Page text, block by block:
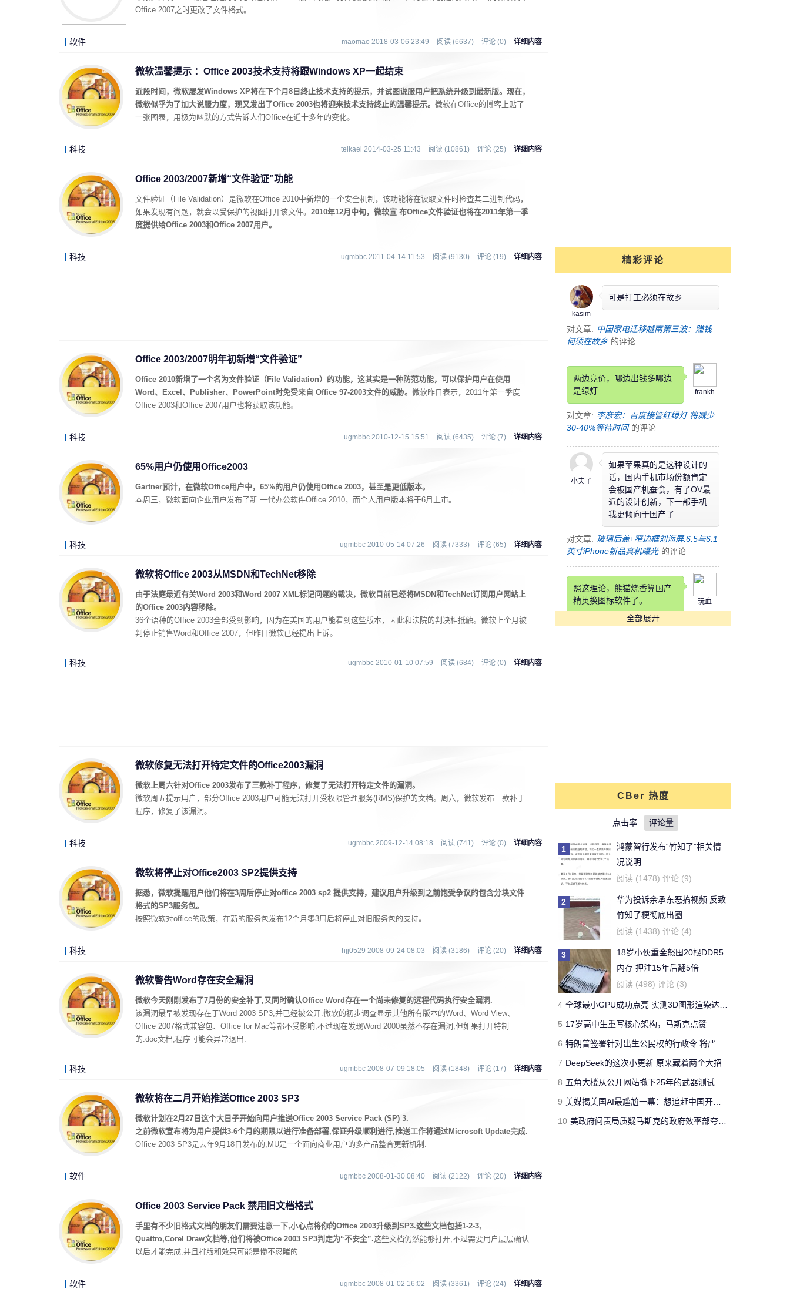
Office 2007之时更改了文件格式。
软件 maomao 2018-03-06 23:49 阅读 (6637) 评论 (0) 详细内容
微软温馨提示 ：Office 2003技术支持将跟Windows XP一起结束
近段时间，微软屡发Windows XP将在下个月8日终止技术支持的提示，并试图说服用户把系统升级到最新版。现在，
微软似乎为了加大说服力度，现又发出了Office 2003也将迎来技术支持终止的温馨提示。 微软在Office的博客上贴了
一张图表，用极为幽默的方式告诉人们Office在近十多年的变化。
科技 teikaei 2014-03-25 11:43 阅读 (10861) 评论 (25) 详细内容
Office 2003/2007新增“文件验证”功能
文件验证（File Validation）是微软在Office 2010中新增的一个安全机制，该功能将在读取文件时检查其二进制代码，
如果发现有问题，就会以受保护的视图打开该文件。 2010年12月中旬，微软宣 布Office文件验证也将在2011年第一季
度提供给Office 2003和Office 2007用户。
科技 ugmbbc 2011-04-14 11:53 阅读 (9130) 评论 (19) 详细内容
Office 2003/2007明年初新增“文件验证”
Office 2010新增了一个名为文件验证（File Validation）的功能，这其实是一种防范功能，可以保护用户在使用
Word、Excel、Publisher、PowerPoint时免受来自 Office 97-2003文件的威胁。 微软昨日表示，2011年第一季度
Office 2003和Office 2007用户也将获取该功能。
科技 ugmbbc 2010-12-15 15:51 阅读 (6435) 评论 (7) 详细内容
65%用户仍使用Office2003
Gartner预计，在微软Office用户中，65%的用户仍使用Office 2003，甚至是更低版本。
本周三，微软面向企业用户发布了新 一代办公软件Office 2010，而个人用户版本将于6月上市。
科技 ugmbbc 2010-05-14 07:26 阅读 (7333) 评论 (65) 详细内容
微软将Office 2003从MSDN和TechNet移除
由于法庭最近有关Word 2003和Word 2007 XML标记问题的裁决，微软目前已经将MSDN和TechNet订阅用户网站上
的Office 2003内容移除。
36个语种的Office 2003全部受到影响，因为在美国的用户能看到这些版本，因此和法院的判决相抵触。微软上个月被
判停止销售Word和Office 2007，但昨日微软已经提出上诉。
科技 ugmbbc 2010-01-10 07:59 阅读 (684) 评论 (0) 详细内容
微软修复无法打开特定文件的Office2003漏洞
微软上周六针对Office 2003发布了三款补丁程序，修复了无法打开特定文件的漏洞。
微软周五提示用户，部分Office 2003用户可能无法打开受权限管理服务(RMS)保护的文档。周六，微软发布三款补丁
程序，修复了该漏洞。
科技 ugmbbc 2009-12-14 08:18 阅读 (741) 评论 (0) 详细内容
微软将停止对Office2003 SP2提供支持
据悉，微软提醒用户他们将在3周后停止对office 2003 sp2 提供支持，建议用户升级到之前饱受争议的包含分块文件
格式的SP3服务包。
按照微软对office的政策，在新的服务包发布12个月零3周后将停止对旧服务包的支持。
科技 hjj0529 2008-09-24 08:03 阅读 (3186) 评论 (20) 详细内容
微软警告Word存在安全漏洞
微软今天刚刚发布了7月份的安全补丁,又同时确认Office Word存在一个尚未修复的远程代码执行安全漏洞.
该漏洞最早被发现存在于Word 2003 SP3,并已经被公开.微软的初步调查显示其他所有版本的Word、Word View、
Office 2007格式兼容包、Office for Mac等都不受影响,不过现在发现Word 2000虽然不存在漏洞,但如果打开特制
的.doc文档,程序可能会异常退出.
科技 ugmbbc 2008-07-09 18:05 阅读 (1848) 评论 (17) 详细内容
微软将在二月开始推送Office 2003 SP3
微软计划在2月27日这个大日子开始向用户推送Office 2003 Service Pack (SP) 3.
之前微软宣布将为用户提供3-6个月的期限以进行准备部署,保证升级顺利进行,推送工作将通过Microsoft Update完成.
Office 2003 SP3是去年9月18日发布的,MU是一个面向商业用户的多产品整合更新机制.
软件 ugmbbc 2008-01-30 08:40 阅读 (2122) 评论 (20) 详细内容
Office 2003 Service Pack 禁用旧文档格式
手里有不少旧格式文档的朋友们需要注意一下,小心点将你的Office 2003升级到SP3.这些文档包括1-2-3,
Quattro,Corel Draw文档等,他们将被Office 2003 SP3判定为“不安全”.这些文档仍然能够打开,不过需要用户层层确认
以后才能完成,并且排版和效果可能是惨不忍睹的.
软件 ugmbbc 2008-01-02 16:02 阅读 (3361) 评论 (24) 详细内容
精彩评论
kasim
可是打工必须在故乡
对文章: 中国家电迁移越南第三波：赚钱
何须在故乡 的评论
frankh
两边竞价，哪边出钱多哪边
是绿灯
对文章: 李彦宏：百度接管红绿灯 将减少
30-40%等待时间 的评论
小夫子
如果苹果真的是这种设计的
话，国内手机市场份额肯定
会被国产机蚕食，有了OV最
近的设计创新，下一部手机
我更倾向于国产了
对文章: 玻璃后盖+窄边框刘海屏:6.5与6.1
英寸iPhone新品真机曝光 的评论
玩血
照这理论，熊猫烧香算国产
精英换图标软件了。
对文章: 快压发布告用户书 称国产软件生
了。。。。
对文章: 你还能活多久？这个寿命计算器
可以给出答案 的评论
牛天王
刚看完王老吉的贴，刚下的
结论，老鼠实验不适用于
人。
对文章: 吃胖算我输 华人学者今日带来减
肥新思路
的评论
Yeb123
开了一年了，操控很好 -
Forza Horizon 3 用户
对文章: 全球最快量产SUV兰博基尼Urus
正式发布 中国售价313万 的评论
jimmyfluore
国有国法，咖有咖规
对文章: 玩家网吧玩《绝地求生：大逃
杀》开挂被制裁 网管无限重启其电脑 的
评论
全部展开
CBer 热度
点击率 评论量
1
鸿蒙智行发布“竹知了”相关情
况说明
阅读 (1478) 评论 (9)
2
华为投诉余承东恶搞视频 反致
竹知了梗彻底出圈
阅读 (1438) 评论 (4)
3
18岁小伙重金怒囤20根DDR5
内存 押注15年后翻5倍
阅读 (498) 评论 (3)
4 全球最小GPU成功点亮 实测3D图形渲染达15帧
5 17岁高中生重写核心架构，马斯克点赞
6 特朗普签署针对出生公民权的行政令 将严厉打击“生育旅游”
7 DeepSeek的这次小更新 原来藏着两个大招
8 五角大楼从公开网站撤下25年的武器测试报告 担心对手借AI挖掘漏洞
9 美媒揭美国AI最尴尬一幕：想追赶中国开源模型 却没人愿意投钱
10 美政府问责局质疑马斯克的政府效率部夸大工作成果 草率且具有欺骗性